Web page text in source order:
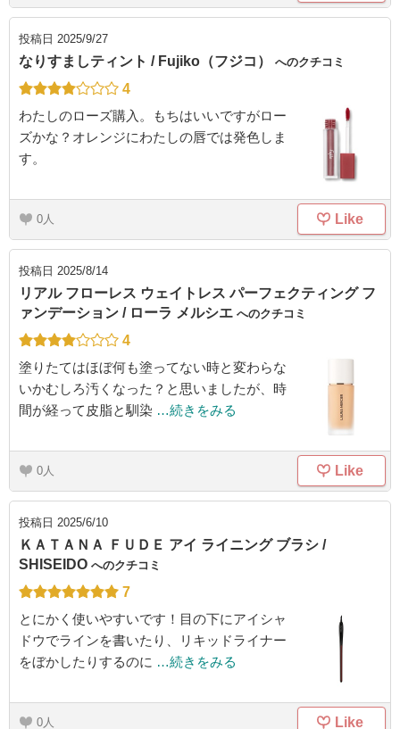
投稿日 2025/9/27
なりすましティント / Fujiko（フジコ） へのクチコミ
4
わたしのローズ購入。もちはいいですがロー
ズかな？オレンジにわたしの唇では発色しま
す。
0 Like
投稿日 2025/8/14
リアル フローレス ウェイトレス パーフェクティング フ
ァンデーション / ローラ メルシエ へのクチコミ
4
塗りたてはほぼ何も塗ってない時と変わらな
いかむしろ汚くなった？と思いましたが、時
間が経って皮脂と馴染 …続きをみる
0 Like
投稿日 2025/6/10
ＫＡＴＡＮＡ ＦＵＤＥ アイ ライニング ブラシ /
SHISEIDO へのクチコミ
7
とにかく使いやすいです！目の下にアイシャ
ドウでラインを書いたり、リキッドライナー
をぼかしたりするのに …続きをみる
0 Like